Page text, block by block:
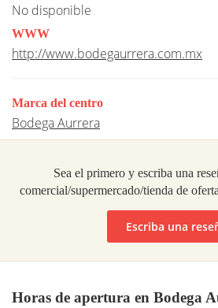
No disponible
WWW
http://www.bodegaurrera.com.mx
Marca del centro
Bodega Aurrera
Sea el primero y escriba una
comercial/supermercado/tienda de
Escriba una
Horas de apertura en Bodega